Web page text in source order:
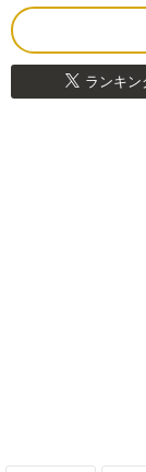
ランキン